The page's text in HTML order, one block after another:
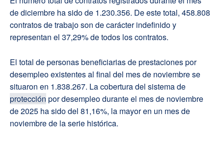
de diciembre ha sido de 1.230.356. De este total, 458.808
contratos de trabajo son de carácter indefinido y
representan el 37,29% de todos los contratos.
El total de personas beneficiarias de prestaciones por
desempleo existentes al final del mes de noviembre se
situaron en 1.838.267. La cobertura del sistema de
protección por desempleo durante el mes de noviembre
de 2025 ha sido del 81,16%, la mayor en un mes de
noviembre de la serie histórica.